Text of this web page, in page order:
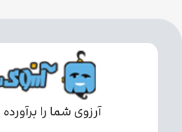
آرزوی شما را